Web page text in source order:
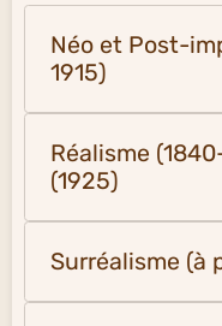
Néo et Post-
1915)
Réalisme
(1925)
Surréalisme (à